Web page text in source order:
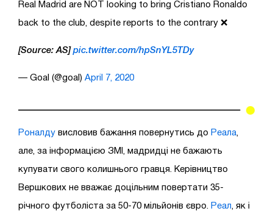
Real Madrid are NOT looking to bring Cristiano Ronaldo
back to the club, despite reports to the contrary ❌
[Source: AS] pic.twitter.com/hpSnYL5TDy
— Goal (@goal) April 7, 2020
Роналду висловив бажання повернутись до Реала
але, за інформацією ЗМІ, мадридці не бажають
купувати свого колишнього гравця. Керівництво
Вершкових не вважає доцільним повертати 35-
річного футболіста за 50-70 мільйонів євро. Реал , як і